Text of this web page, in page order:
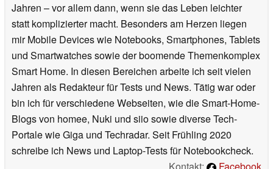
Jahren – vor allem dann, wenn sie das Leben leichter
statt komplizierter macht. Besonders am Herzen liegen
mir Mobile Devices wie Notebooks, Smartphones, Tablets
und Smartwatches sowie der boomende Themenkomplex
Smart Home. In diesen Bereichen arbeite ich seit vielen
Jahren als Redakteur für Tests und News. Tätig war oder
bin ich für verschiedene Webseiten, wie die Smart-Home-
Blogs von homee, Nuki und siio sowie diverse Tech-
Portale wie Giga und Techradar. Seit Frühling 2020
schreibe ich News und Laptop-Tests für Notebookcheck.